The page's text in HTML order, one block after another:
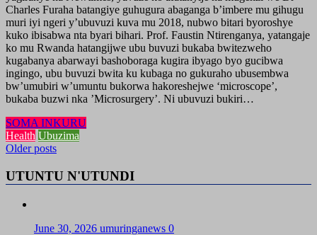
Charles Furaha batangiye guhugura abaganga b’imbere mu gihugu
muri iyi ngeri y’ubuvuzi kuva mu 2018, nubwo bitari byoroshye
kuko ibisabwa nta byari bihari. Prof. Faustin Ntirenganya, yatangaje
ko mu Rwanda hatangijwe ubu buvuzi bukaba bwitezweho
kugabanya abarwayi bashoboraga kugira ibyago byo gucibwa
ingingo, ubu buvuzi bwita ku kubaga no gukuraho ubusembwa
bw’umubiri w’umuntu bukorwa hakoreshejwe ‘microscope’,
bukaba buzwi nka ’Microsurgery’. Ni ubuvuzi bukiri…
SOMA INKURU
Health Ubuzima
Posts
navigation
Older posts
UTUNTU N'UTUNDI
June 30, 2026 umuringanews 0